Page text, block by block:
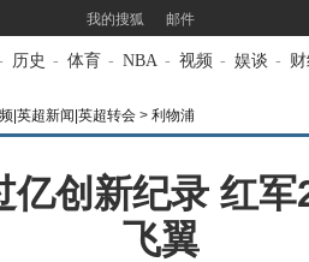
我的搜狐 邮件
历史 - 体育 - NBA - 视频 - 娱谈 -
|英超新闻|英超转会 > 利物浦
亿创新纪录 红
飞翼